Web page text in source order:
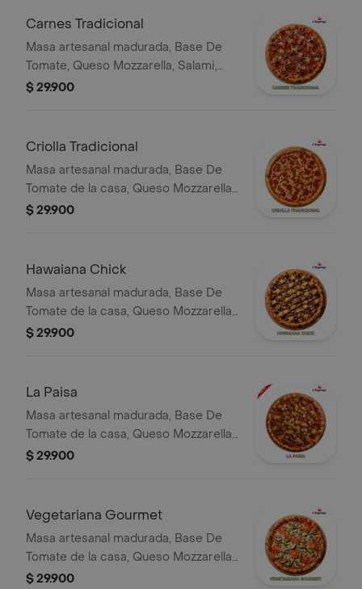
Carnes Tradicional
Masa artesanal madurada, Base De
Tomate, Queso Mozzarella, Salami,
Jamón, Chorizo y Carne Desmechada.
$ 29.900
Criolla Tradicional
Masa artesanal madurada, Base De
Tomate de la casa, Queso Mozzarella,
Cebolla, Tocineta, Chorizo y Maíz
$ 29.900
Hawaiana Chick
Masa artesanal madurada, Base De
Tomate de la casa, Queso Mozzarella,
Tocineta, Pollo Desmechado, Piña y
$ 29.900
La Paisa
Masa artesanal madurada, Base De
Tomate de la casa, Queso Mozzarella,
Chicharron Carnudo, Chorizo, Frijol Y
$ 29.900
Vegetariana Gourmet
Masa artesanal madurada, Base De
Tomate de la casa, Queso Mozzarella,
Rodajas De Tomate, Champiñones,
$ 29.900